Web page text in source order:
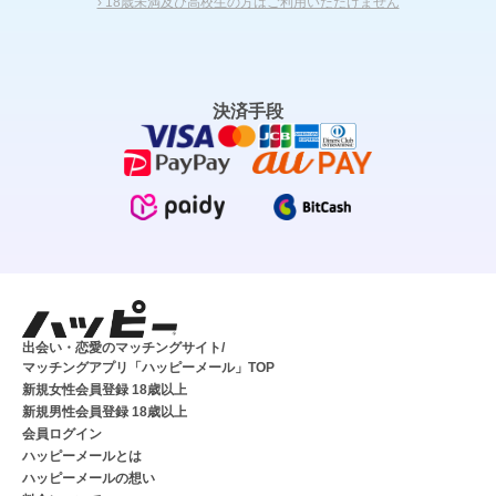
決済手段
出会い・恋愛のマッチングサイト/
マッチングアプリ「ハッピーメール」TOP
新規女性会員登録 18歳以上
新規男性会員登録 18歳以上
会員ログイン
ハッピーメールとは
ハッピーメールの想い